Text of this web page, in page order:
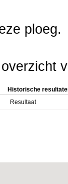
ploeg.
Historische
Resultaat